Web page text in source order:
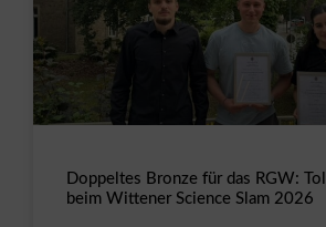
Doppeltes Bronze für das RGW:
beim Wittener Science Slam 2026